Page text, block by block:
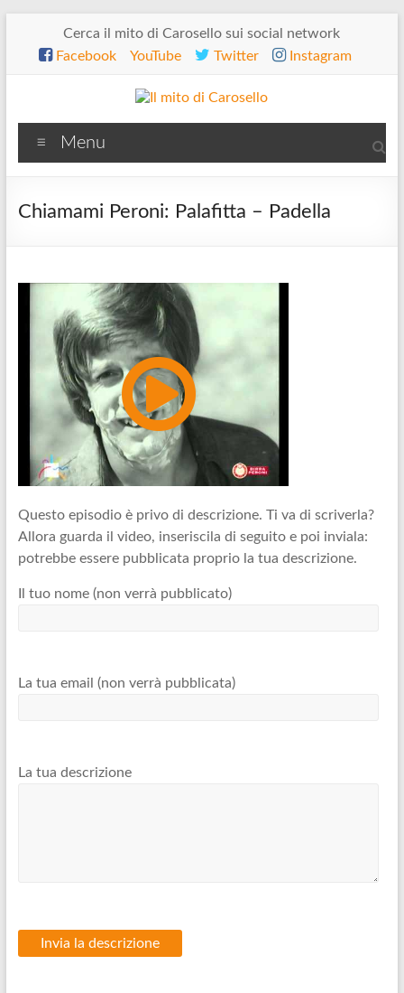
contenuto
Cerca il mito di Carosello sui social network
Facebook
YouTube Twitter Instagram
Il
mito
di
Menu
Chiamami Peroni: Palafitta – Padella
Questo episodio è privo di descrizione. Ti va di scriverla?
Allora guarda il video, inseriscila di seguito e poi inviala:
potrebbe essere pubblicata proprio la tua descrizione.
Il tuo nome (non verrà pubblicato)
La tua email (non verrà pubblicata)
La tua descrizione